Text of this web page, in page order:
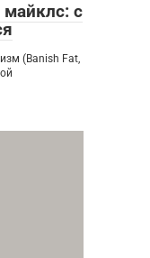
с
(Banish Fat,